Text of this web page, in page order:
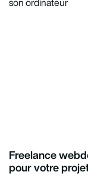
Freelance
pour votre